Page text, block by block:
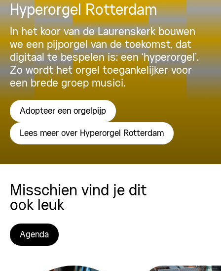
Hyperorgel Rotterdam
In het koor van de Laurenskerk bouwen
we een pijporgel van de toekomst, dat
digitaal te bespelen is: een ‘hyperorgel’.
Zo wordt het orgel toegankelijker voor
een brede groep musici.
Adopteer een orgelpijp
Lees meer over Hyperorgel Rotterdam
Misschien vind je dit
ook leuk
Agenda